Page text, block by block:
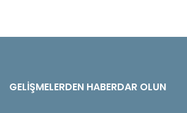
GELIŞMELERDEN HABERDAR OLUN